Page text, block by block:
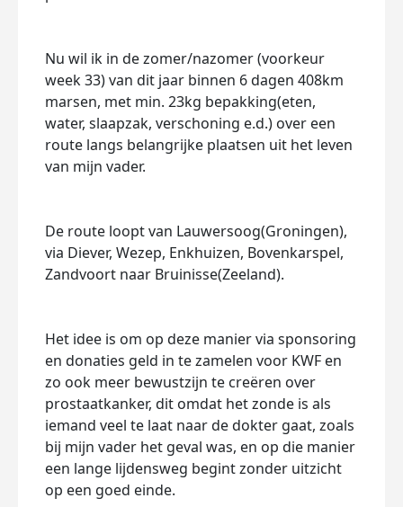
Nu wil ik in de zomer/nazomer (voorkeur
week 33) van dit jaar binnen 6 dagen 408km
marsen, met min. 23kg bepakking(eten,
water, slaapzak, verschoning e.d.) over een
route langs belangrijke plaatsen uit het leven
van mijn vader.
De route loopt van Lauwersoog(Groningen),
via Diever, Wezep, Enkhuizen, Bovenkarspel,
Zandvoort naar Bruinisse(Zeeland).
Het idee is om op deze manier via sponsoring
en donaties geld in te zamelen voor KWF en
zo ook meer bewustzijn te creëren over
prostaatkanker, dit omdat het zonde is als
iemand veel te laat naar de dokter gaat, zoals
bij mijn vader het geval was, en op die manier
een lange lijdensweg begint zonder uitzicht
op een goed einde.